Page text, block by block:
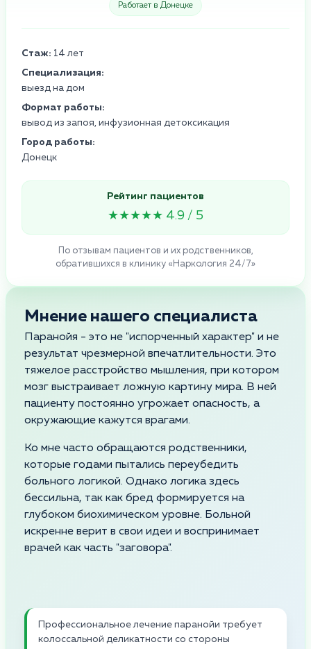
Работает в Донецке
Стаж: 14 лет
Специализация:
выезд на дом
Формат работы:
вывод из запоя, инфузионная детоксикация
Город работы:
Донецк
Рейтинг пациентов
★★★★★ 4.9 / 5
По отзывам пациентов и их родственников,
обратившихся в клинику «Наркология 24/7»
Мнение нашего специалиста
Паранойя - это не "испорченный характер" и не
результат чрезмерной впечатлительности. Это
тяжелое расстройство мышления, при котором
мозг выстраивает ложную картину мира. В ней
пациенту постоянно угрожает опасность, а
окружающие кажутся врагами.
Ко мне часто обращаются родственники,
которые годами пытались переубедить
больного логикой. Однако логика здесь
бессильна, так как бред формируется на
глубоком биохимическом уровне. Больной
искренне верит в свои идеи и воспринимает
врачей как часть "заговора".
Профессиональное лечение паранойи требует
колоссальной деликатности со стороны